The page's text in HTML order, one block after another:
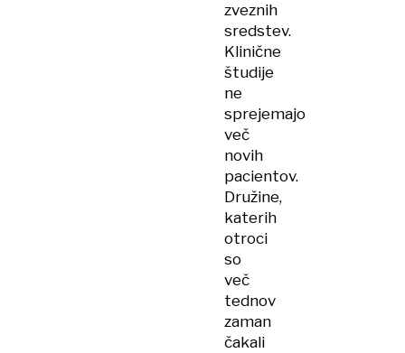
zveznih
sredstev.
Klinične
študije
ne
sprejemajo
več
novih
pacientov.
Družine,
katerih
otroci
so
več
tednov
zaman
čakali